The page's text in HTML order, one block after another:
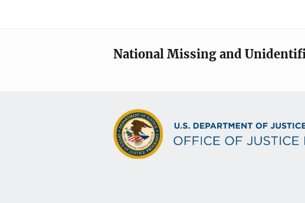
National Missing and